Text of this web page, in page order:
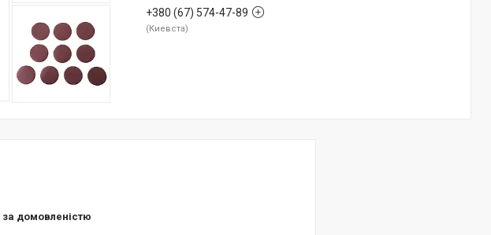
+380 (67) 574-47-89
Киевста
за домовленістю